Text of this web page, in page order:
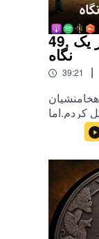
49. اپیزود 49 تاریخ هخامنشیان در یک
نگاه
39:21 |
کردم.اما
بودید که
بشه.این
مهم دوره
در باره
شنیدن این
زنگ تاریخ
زنگ تاریخ